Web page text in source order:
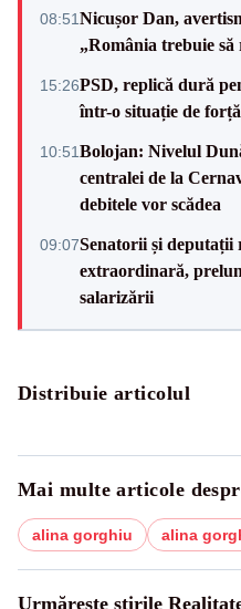
08:51Nicușor Dan,
„România trebuie să
15:26PSD, replică dură
într-o situație de
10:51Bolojan: Nivelul
centralei de la
debitele vor scădea
09:07Senatorii și deputații
extraordinară,
salarizării
Distribuie articolul
Mai multe articole
alina gorghiu alina
Urmărește știrile